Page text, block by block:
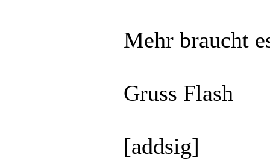
Mehr braucht
Gruss Flash
[addsig]